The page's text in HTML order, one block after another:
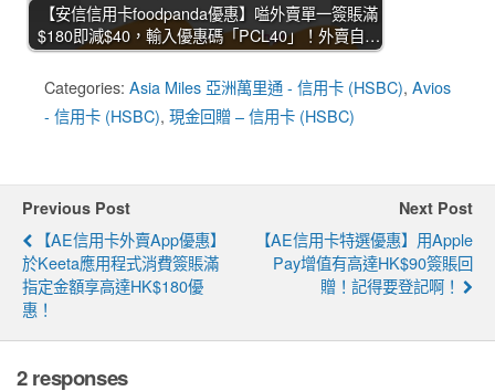
【安信信用卡foodpanda優惠】嗌外賣單一簽賬滿
$180即減$40，輸入優惠碼「PCL40」！外賣自…
Categories: Asia Miles 亞洲萬里通 - 信用卡 (HSBC), Avios
- 信用卡 (HSBC), 現金回贈 – 信用卡 (HSBC)
Previous Post
【AE信用卡外賣App優惠】
於Keeta應用程式消費簽賬滿
指定金額享高達HK$180優
惠！
Next Post
【AE信用卡特選優惠】用Apple
Pay增值有高達HK$90簽賬回
贈！記得要登記啊！
2 responses